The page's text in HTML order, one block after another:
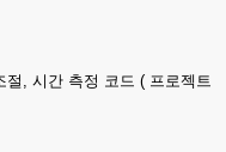
절, 시간 측정 코드 ( 프로젝트